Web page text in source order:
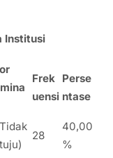
Institusi
Frek
uensi
Perse
ntase
28
40,00
%